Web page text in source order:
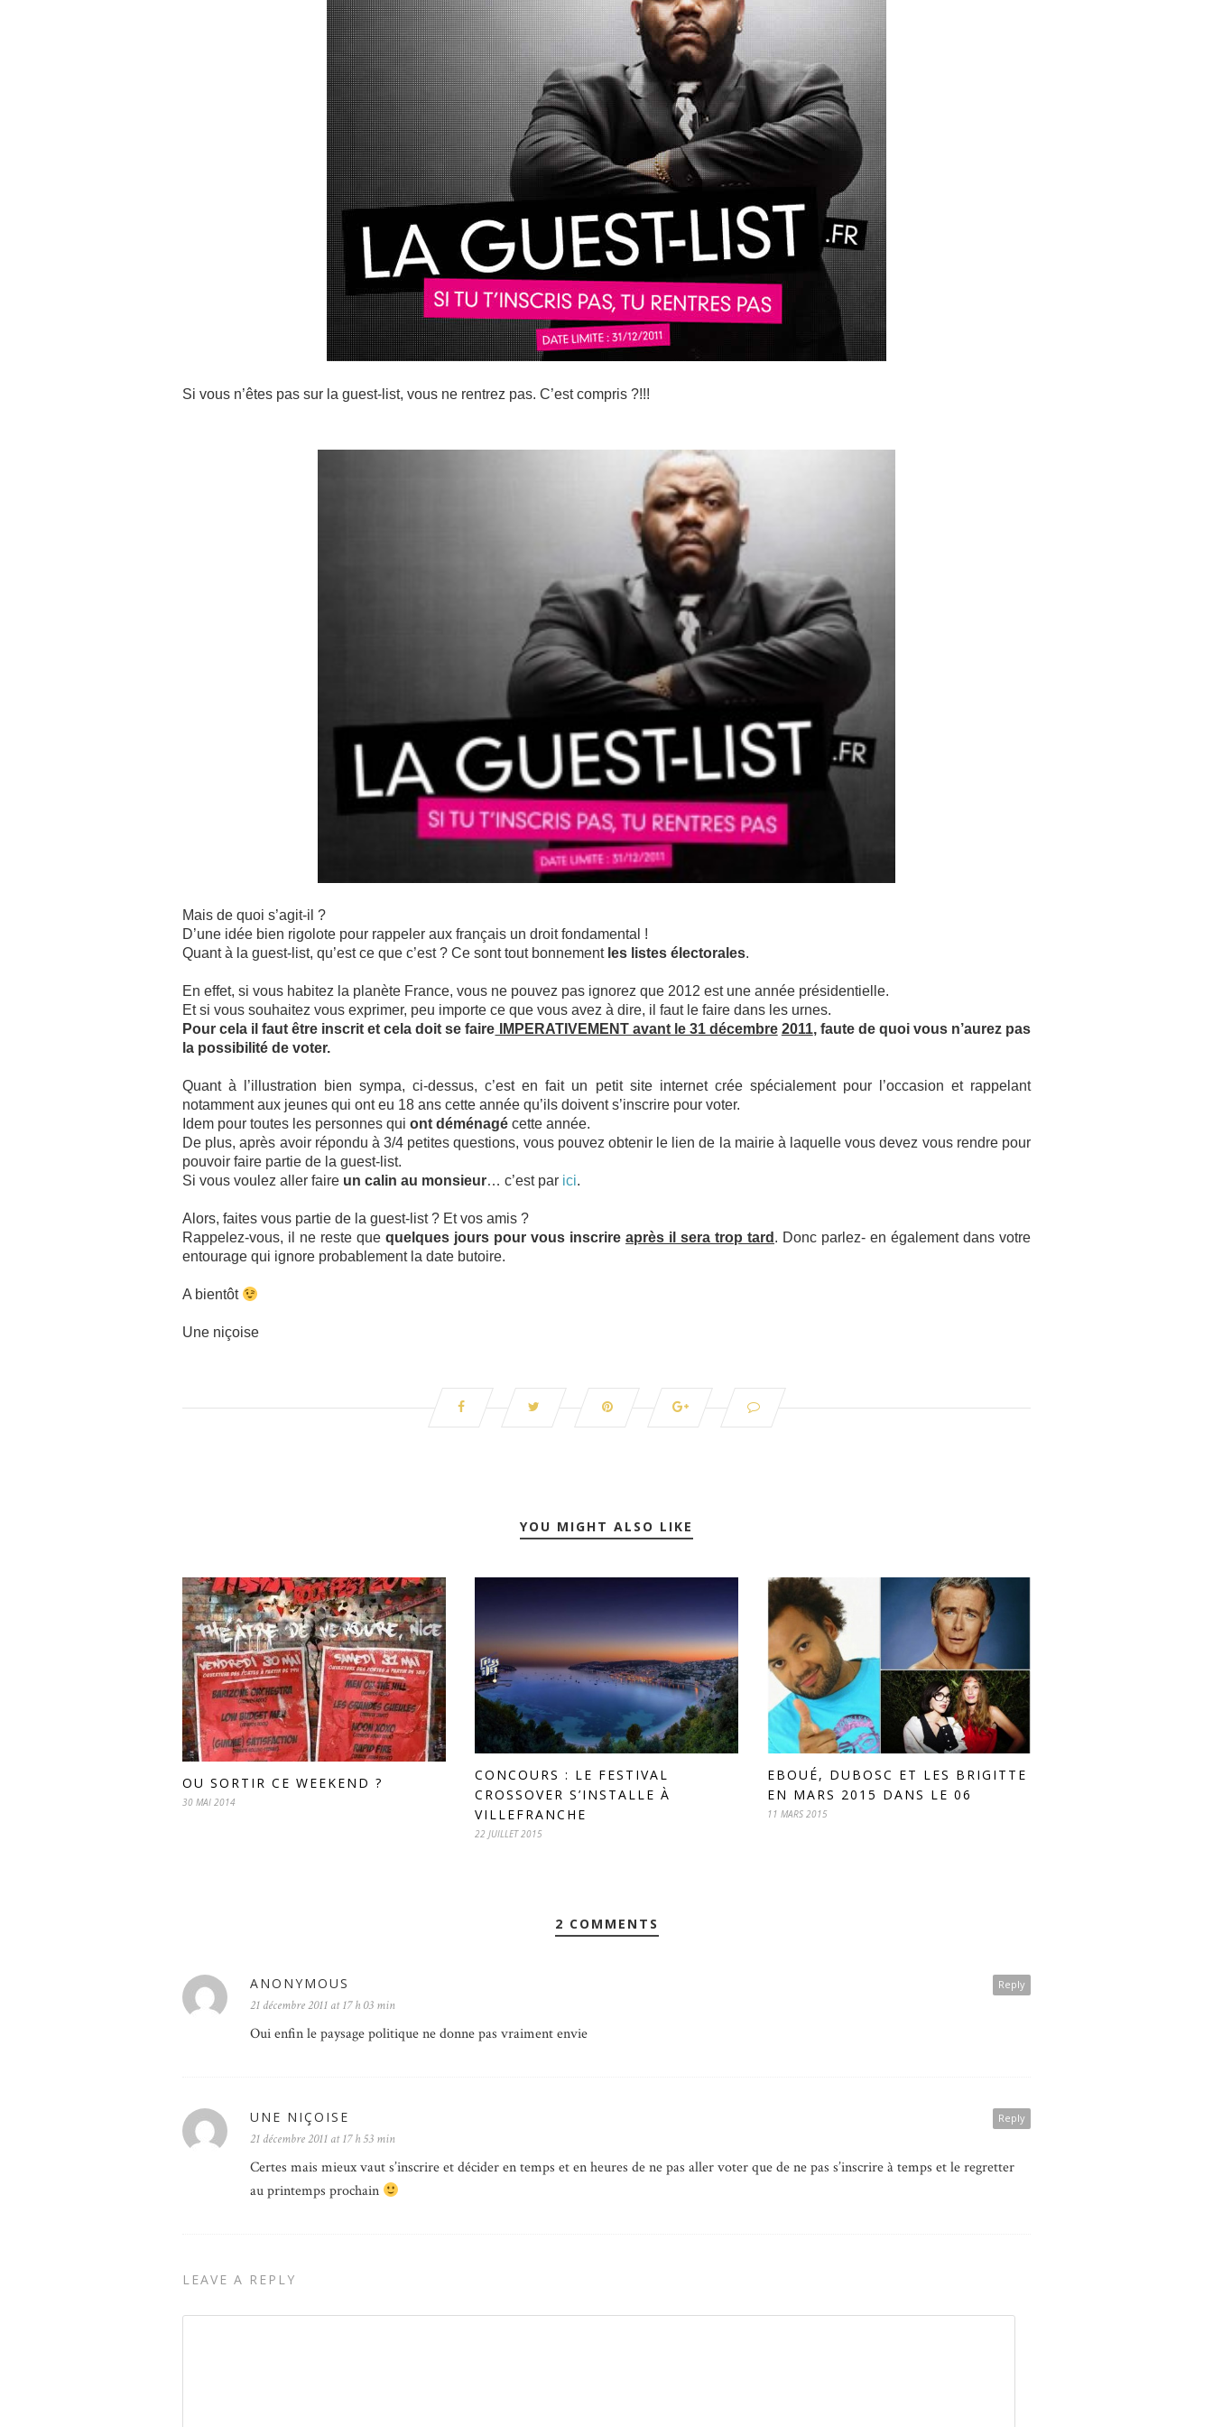
Si vous n’êtes pas sur la guest-list, vous ne rentrez pas. C’est compris ?!!!
Mais de quoi s’agit-il ?
D’une idée bien rigolote pour rappeler aux français un droit fondamental !
Quant à la guest-list, qu’est ce que c’est ? Ce sont tout bonnement les listes électorales.
En effet, si vous habitez la planète France, vous ne pouvez pas ignorez que 2012 est une année présidentielle.
Et si vous souhaitez vous exprimer, peu importe ce que vous avez à dire, il faut le faire dans les urnes.
Pour cela il faut être inscrit et cela doit se faire IMPERATIVEMENT avant le 31 décembre 2011, faute de quoi vous n’aurez pas
la possibilité de voter.
Quant à l’illustration bien sympa, ci-dessus, c’est en fait un petit site internet crée spécialement pour l’occasion et rappelant
notamment aux jeunes qui ont eu 18 ans cette année qu’ils doivent s’inscrire pour voter.
Idem pour toutes les personnes qui ont déménagé cette année.
De plus, après avoir répondu à 3/4 petites questions, vous pouvez obtenir le lien de la mairie à laquelle vous devez vous rendre pour
pouvoir faire partie de la guest-list.
Si vous voulez aller faire un calin au monsieur… c’est par ici.
Alors, faites vous partie de la guest-list ? Et vos amis ?
Rappelez-vous, il ne reste que quelques jours pour vous inscrire après il sera trop tard . Donc parlez- en également dans votre
entourage qui ignore probablement la date butoire.
A bientôt
Une niçoise
YOU MIGHT ALSO LIKE
OU SORTIR CE WEEKEND ?
30 MAI 2014
CONCOURS : LE FESTIVAL
CROSSOVER S’INSTALLE À
VILLEFRANCHE
22 JUILLET 2015
EBOUÉ, DUBOSC ET LES BRIGITTE
EN MARS 2015 DANS LE 06
11 MARS 2015
2 COMMENTS
Reply
ANONYMOUS
21 décembre 2011 at 17 h 03 min
Oui enfin le paysage politique ne donne pas vraiment envie
Reply
UNE NIÇOISE
21 décembre 2011 at 17 h 53 min
Certes mais mieux vaut s’inscrire et décider en temps et en heures de ne pas aller voter que de ne pas s’inscrire à temps et le regretter
au printemps prochain
LEAVE A REPLY